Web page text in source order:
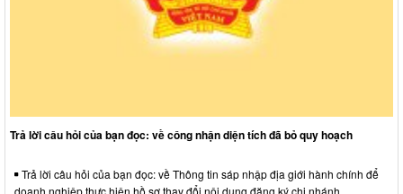
Trả lời câu hỏi của bạn đọc: về công nhận diện tích đã bỏ quy hoạch
Trả lời câu hỏi của bạn đọc: về Thông tin sáp nhập địa giới hành chính để
doanh nghiệp thực hiện hồ sơ thay đổi nội dung đăng ký chi nhánh